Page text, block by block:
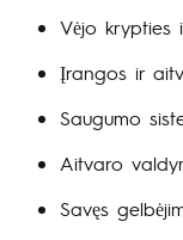
Vėjo krypties
Įrangos ir
Saugumo
Aitvaro
Savęs